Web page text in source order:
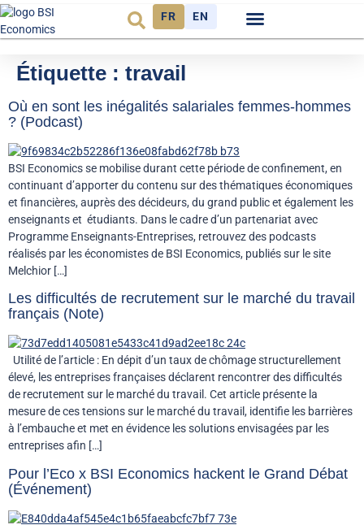
FR EN
Étiquette : travail
Où en sont les inégalités salariales femmes-hommes
? (Podcast)
BSI Economics se mobilise durant cette période de confinement, en
continuant d’apporter du contenu sur des thématiques économiques
et financières, auprès des décideurs, du grand public et également les
enseignants et étudiants. Dans le cadre d’un partenariat avec
Programme Enseignants-Entreprises, retrouvez des podcasts
réalisés par les économistes de BSI Economics, publiés sur le site
Melchior […]
Les difficultés de recrutement sur le marché du travail
français (Note)
Utilité de l’article : En dépit d’un taux de chômage structurellement
élevé, les entreprises françaises déclarent rencontrer des difficultés
de recrutement sur le marché du travail. Cet article présente la
mesure de ces tensions sur le marché du travail, identifie les barrières
à l’embauche et met en évidence les solutions envisagées par les
entreprises afin […]
Pour l’Eco x BSI Economics hackent le Grand Débat
(Événement)